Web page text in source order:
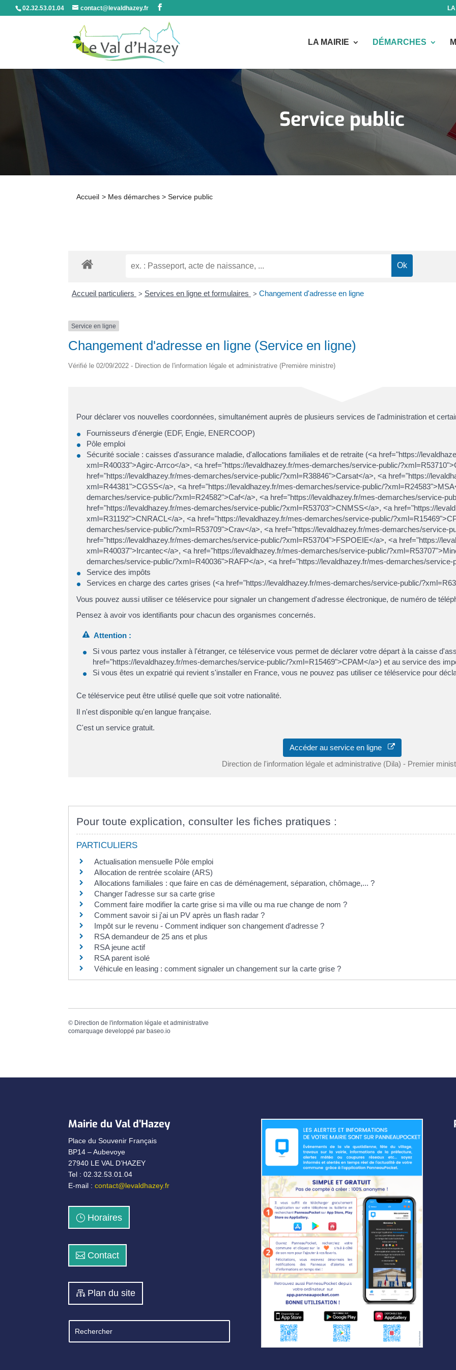
02.32.53.01.04 contact@levaldhazey.fr
LA MAIRIE DÉMARCHES
Service public
Accueil > Mes démarches > Service public
Accueil particuliers > Services en ligne et formulaires > Changement d'adresse en ligne
Service en ligne
Changement d'adresse en ligne (Service en ligne)
Vérifié le 02/09/2022 - Direction de l'information légale et administrative (Première ministre)
Pour déclarer vos nouvelles coordonnées, simultanément auprès de plusieurs services de l'administration et
Fournisseurs d'énergie (EDF, Engie, ENERCOOP)
Pôle emploi
Sécurité sociale : caisses d'assurance maladie, d'allocations familiales et de retraite (<a href="https://
xml=R40033">Agirc-Arrco</a>, <a href="https://levaldhazey.fr/mes-demarches/service-public/
href="https://levaldhazey.fr/mes-demarches/service-public/?xml=R38846">Carsat</a>, <a href="https://
xml=R44381">CGSS</a>, <a href="https://levaldhazey.fr/mes-demarches/service-public/
demarches/service-public/?xml=R24582">Caf</a>, <a href="https://levaldhazey.fr/mes-demarches/service-
href="https://levaldhazey.fr/mes-demarches/service-public/?xml=R53703">CNMSS</a>, <a href="https://
xml=R31192">CNRACL</a>, <a href="https://levaldhazey.fr/mes-demarches/service-public/
demarches/service-public/?xml=R53709">Crav</a>, <a href="https://levaldhazey.fr/mes-demarches/service-
href="https://levaldhazey.fr/mes-demarches/service-public/?xml=R53704">FSPOEIE</a>, <a href="https://
xml=R40037">Ircantec</a>, <a href="https://levaldhazey.fr/mes-demarches/service-public/
demarches/service-public/?xml=R40036">RAFP</a>, <a href="https://levaldhazey.fr/mes-demarches/
Service des impôts
Services en charge des cartes grises (<a href="https://levaldhazey.fr/mes-demarches/service-public/
Vous pouvez aussi utiliser ce téléservice pour signaler un changement d'adresse électronique, de numéro de
Pensez à avoir vos identifiants pour chacun des organismes concernés.
Attention :
Si vous partez vous installer à l'étranger, ce téléservice vous permet de déclarer votre départ à la caisse
href="https://levaldhazey.fr/mes-demarches/service-public/?xml=R15469">CPAM</a>) et au service des
Si vous êtes un expatrié qui revient s'installer en France, vous ne pouvez pas utiliser ce téléservice pour
Ce téléservice peut être utilisé quelle que soit votre nationalité.
Il n'est disponible qu'en langue française.
C'est un service gratuit.
Accéder au service en ligne
Direction de l'information légale et administrative (Dila) - Premier
Pour toute explication, consulter les fiches pratiques :
PARTICULIERS
Actualisation mensuelle Pôle emploi
Allocation de rentrée scolaire (ARS)
Allocations familiales : que faire en cas de déménagement, séparation, chômage,... ?
Changer l'adresse sur sa carte grise
Comment faire modifier la carte grise si ma ville ou ma rue change de nom ?
Comment savoir si j'ai un PV après un flash radar ?
Impôt sur le revenu - Comment indiquer son changement d'adresse ?
RSA demandeur de 25 ans et plus
RSA jeune actif
RSA parent isolé
Véhicule en leasing : comment signaler un changement sur la carte grise ?
© Direction de l'information légale et administrative
comarquage developpé par baseo.io
Mairie du Val d’Hazey
Place du Souvenir Français
BP14 – Aubevoye
27940 LE VAL D’HAZEY
Tel : 02.32.53.01.04
E-mail :contact@levaldhazey.fr
Horaires
Contact
Plan du site